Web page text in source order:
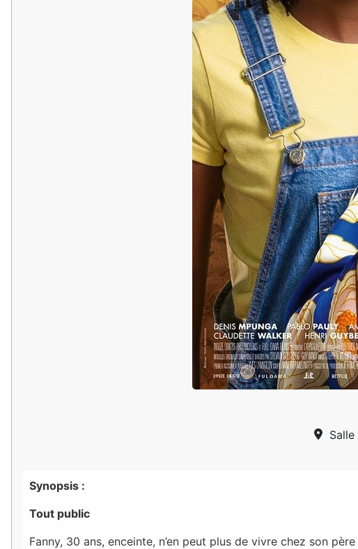
Salle
Synopsis :
Tout public
Fanny, 30 ans, enceinte, n’en peut plus de vivre chez son